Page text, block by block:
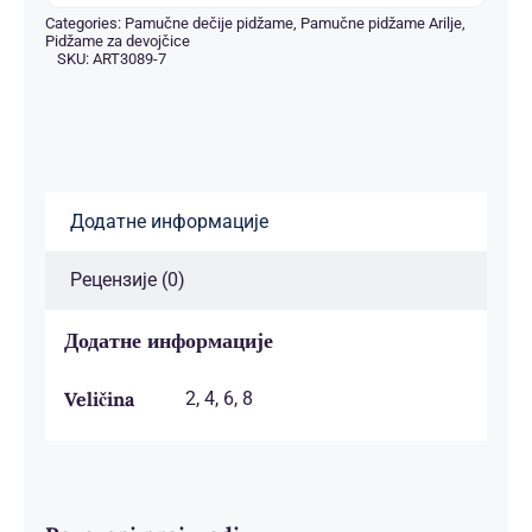
до
Categories: Pamučne dečije pidžame, Pamučne pidžame Arilje,
Pidžame za devojčice
SKU: ART3089-7
Додатне информације
Рецензије (0)
Додатне информације
Veličina 2, 4, 6, 8